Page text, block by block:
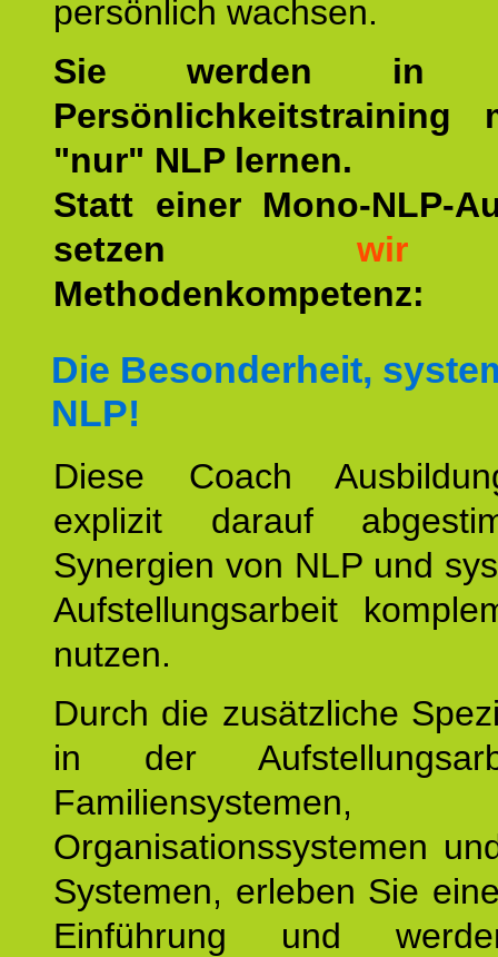
persönlich wachsen.
Sie werden in
Persönlichkeitstraining
"nur" NLP lernen.
Statt einer Mono-NLP-
setzen wir
Methodenkompetenz:
Die Besonderheit,
NLP!
Diese Coach
explizit darauf
Synergien von NLP und
Aufstellungsarbeit
nutzen.
Durch die zusätzliche
in der
Familiensystemen,
Organisationssystemen
Systemen, erleben Sie
Einführung und